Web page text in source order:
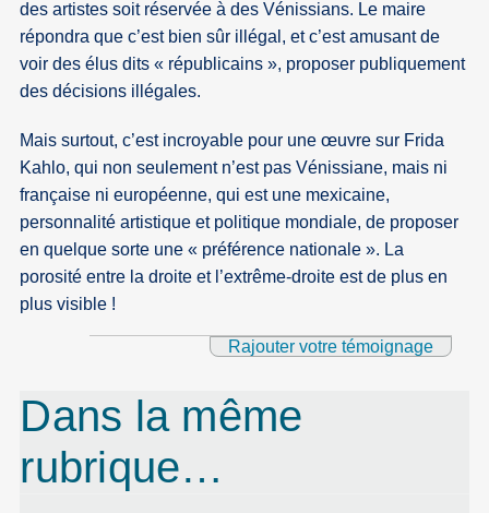
des artistes soit réservée à des Vénissians. Le maire
répondra que c’est bien sûr illégal, et c’est amusant de
voir des élus dits « républicains », proposer publiquement
des décisions illégales.
Mais surtout, c’est incroyable pour une œuvre sur Frida
Kahlo, qui non seulement n’est pas Vénissiane, mais ni
française ni européenne, qui est une mexicaine,
personnalité artistique et politique mondiale, de proposer
en quelque sorte une « préférence nationale ». La
porosité entre la droite et l’extrême-droite est de plus en
plus visible !
Rajouter votre témoignage
Dans la même
rubrique…